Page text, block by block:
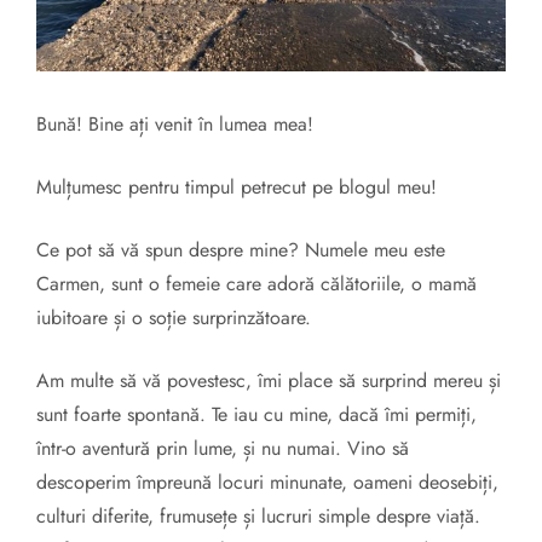
Bună! Bine ați venit în lumea mea!
Mulțumesc pentru timpul petrecut pe blogul meu!
Ce pot să vă spun despre mine? Numele meu este
Carmen, sunt o femeie care adoră călătoriile, o mamă
iubitoare și o soție surprinzătoare.
Am multe să vă povestesc, îmi place să surprind mereu și
sunt foarte spontană. Te iau cu mine, dacă îmi permiți,
într-o aventură prin lume, și nu numai. Vino să
descoperim împreună locuri minunate, oameni deosebiți,
culturi diferite, frumusețe și lucruri simple despre viață.